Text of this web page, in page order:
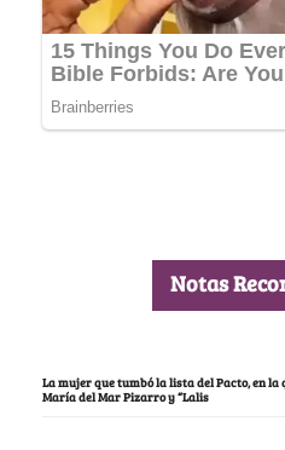
Notas
La mujer que tumbó la lista del Pacto, en
María del Mar Pizarro y “Lalis